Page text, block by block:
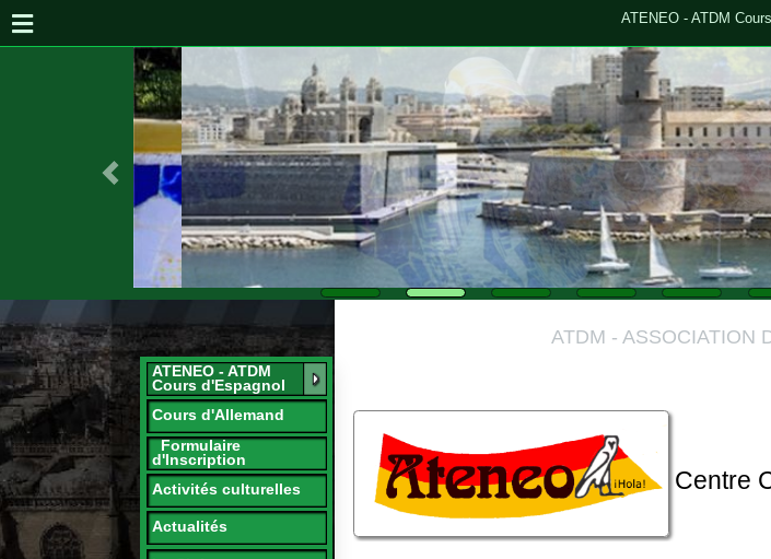
ATENEO - ATDM Cours d'Espagnol
ATENEO - ATDM
Cours d'Espagnol
Cours d'Allemand
Formulaire
d'Inscription
Activités culturelles
Actualités
Le Club
Le salon de lecture
ATDM - ASSOCIATION DU
Centre
"On
Accès à l'espace privé :
https://atdm-13.kanak.fr